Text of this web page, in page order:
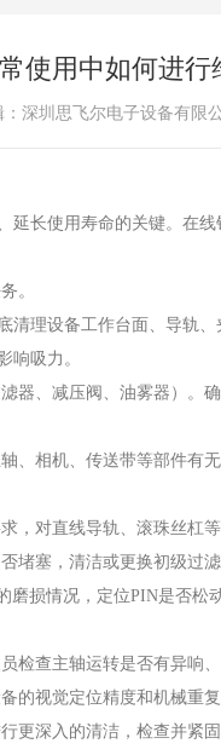
使用中如何进行
深圳思飞尔电子设备有限
延长使用寿命的关键。在
。
清理设备工作台面、导轨、
响吸力。
器、减压阀、油雾器）。
、相机、传送带等部件有无
，对直线导轨、滚珠丝杠
堵塞，清洁或更换初级过滤
磨损情况，定位PIN是否松
检查主轴运转是否有异响
的视觉定位精度和机械重
更深入的清洁，检查并紧固